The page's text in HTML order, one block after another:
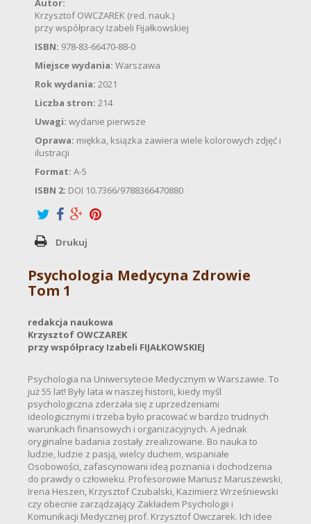
Autor:
Krzysztof OWCZAREK (red. nauk.)
przy współpracy Izabeli Fijałkowskiej
ISBN: 978-83-66470-88-0
Miejsce wydania: Warszawa
Rok wydania: 2021
Liczba stron: 214
Uwagi: wydanie pierwsze
Oprawa: miękka, ksiązka zawiera wiele kolorowych zdjęć i
ilustracji
Format: A-5
ISBN 2: DOI 10.7366/9788366470880
Drukuj
Psychologia Medycyna Zdrowie
Tom 1
redakcja naukowa
Krzysztof OWCZAREK
przy współpracy Izabeli FIJAŁKOWSKIEJ
Psychologia na Uniwersytecie Medycznym w Warszawie. To
już 55 lat! Były lata w naszej historii, kiedy myśl
psychologiczna zderzała się z uprzedzeniami
ideologicznymi i trzeba było pracować w bardzo trudnych
warunkach finansowych i organizacyjnych. A jednak
oryginalne badania zostały zrealizowane. Bo nauka to
ludzie, ludzie z pasją, wielcy duchem, wspaniałe
Osobowości, zafascynowani ideą poznania i dochodzenia
do prawdy o człowieku. Profesorowie Mariusz Maruszewski,
Irena Heszen, Krzysztof Czubalski, Kazimierz Wrześniewski
czy obecnie zarządzający Zakładem Psychologii i
Komunikacji Medycznej prof. Krzysztof Owczarek. Ich idee